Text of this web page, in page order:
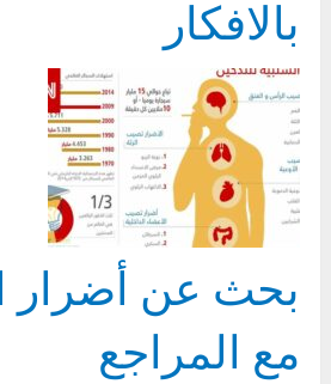
بالافكار
بحث عن أضرار
مع المراجع